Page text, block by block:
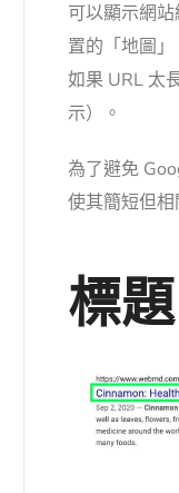
可以顯示網
置的「地圖
如果 URL 太
示）。
為了避免
使其簡短但相
標題